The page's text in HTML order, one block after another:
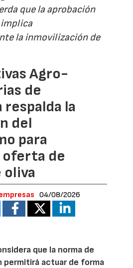
que la aprobación
implica
la inmovilización de
Agro-
de
respalda la
del
para
oferta de
04/08/2026
que la norma de
permitirá actuar de forma